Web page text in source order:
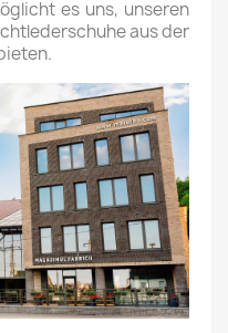
es uns, unseren
aus der